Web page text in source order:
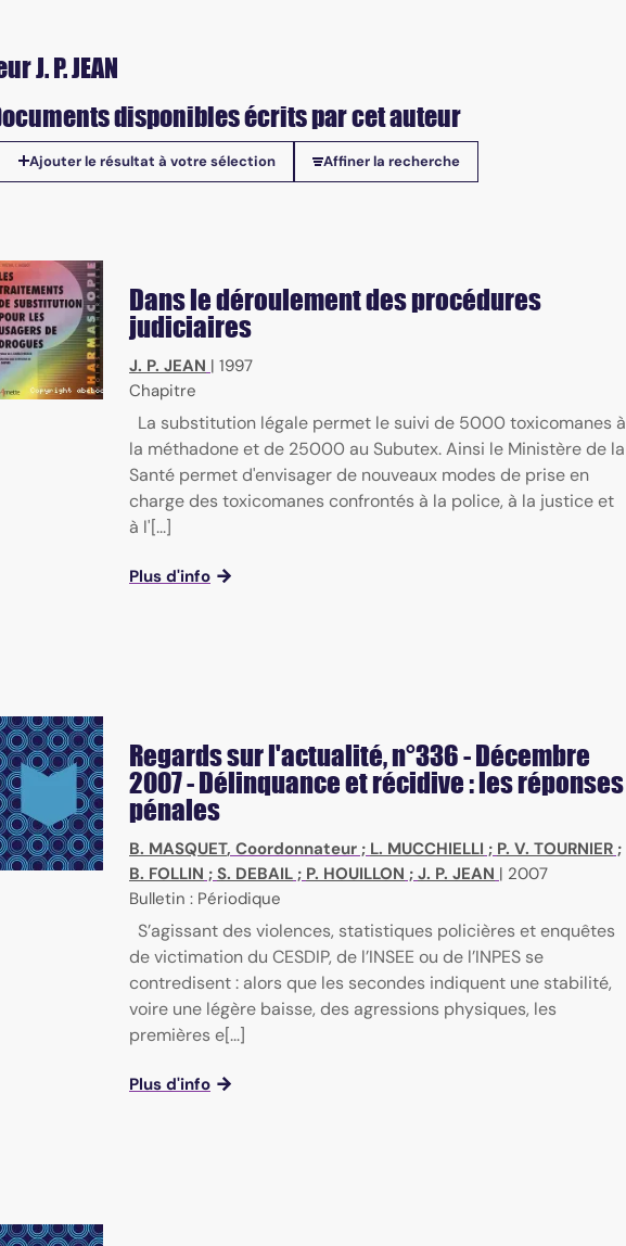
social sciences
J. P. JEAN
disponibles écrits par cet auteur
disponibles
Ajouter le résultat à votre sélection Affiner la recherche
Dans le déroulement des procédures
judiciaires
J. P. JEAN | 1997
Chapitre
La substitution légale permet le suivi de 5000 toxicomanes à
la méthadone et de 25000 au Subutex. Ainsi le Ministère de la
Santé permet d'envisager de nouveaux modes de prise en
charge des toxicomanes confrontés à la police, à la justice et
à l'[...]
Plus d'info
Regards sur l'actualité, n°336 - Décembre
2007 - Délinquance et récidive : les réponses
pénales
B. MASQUET, Coordonnateur ; L. MUCCHIELLI ; P. V. TOURNIER ;
B. FOLLIN ; S. DEBAIL ; P. HOUILLON ; J. P. JEAN | 2007
Bulletin : Périodique
S’agissant des violences, statistiques policières et enquêtes
de victimation du CESDIP, de l’INSEE ou de l’INPES se
contredisent : alors que les secondes indiquent une stabilité,
voire une légère baisse, des agressions physiques, les
premières e[...]
Plus d'info